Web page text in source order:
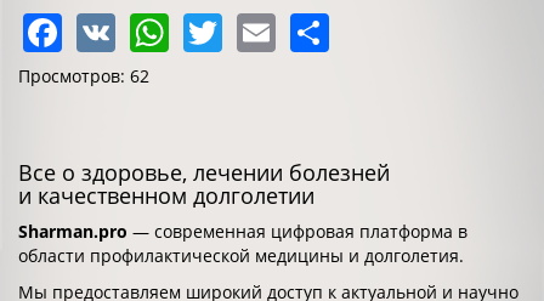
Facebook
VK WhatsApp
Twitter
Email
Просмотров: 62
Все о здоровье, лечении болезней
и качественном долголетии
Sharman.pro — современная цифровая платформа в
области профилактической медицины и долголетия.
Мы предоставляем широкий доступ к актуальной и научно